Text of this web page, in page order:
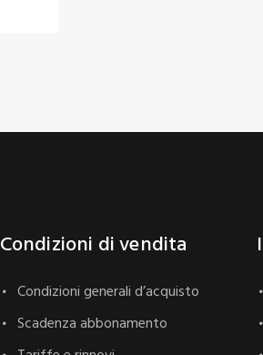
Condizioni di vendita
Condizioni generali d’acquisto
Scadenza abbonamento